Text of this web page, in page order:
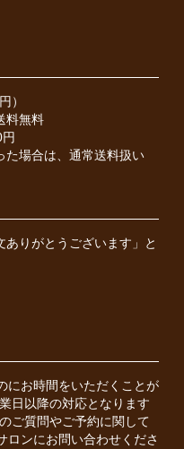
）
料無料
場合は、通常送料扱い
りがとうございます」と
にお時間をいただくことが
日以降の対応となります
ご質問やご予約に関して
ロンにお問い合わせくださ